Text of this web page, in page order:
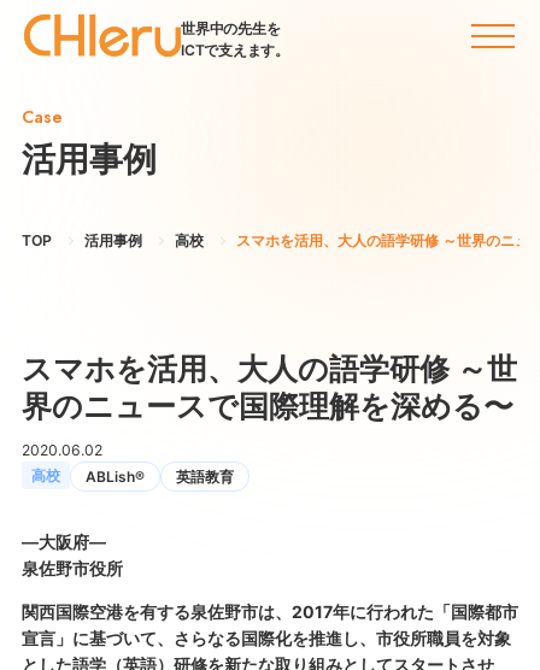
世界中の先生を
ICTで支えます。
Case
活用事例
TOP 活用事例 高校 スマホを活用、大人の語学研修 ～世界のニュ
スマホを活用、大人の語学研修 ～世
界のニュースで国際理解を深める〜
2020.06.02
高校
ABLish® 英語教育
―大阪府―
泉佐野市役所
関西国際空港を有する泉佐野市は、2017年に行われた「国際都市
宣言」に基づいて、さらなる国際化を推進し、市役所職員を対象
とした語学（英語）研修を新たな取り組みとしてスタートさせ